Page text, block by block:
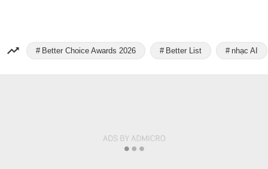
Better Choice Awards 2026 Better List nhạc AI